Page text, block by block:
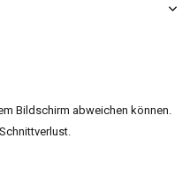
Bildschirm abweichen können.